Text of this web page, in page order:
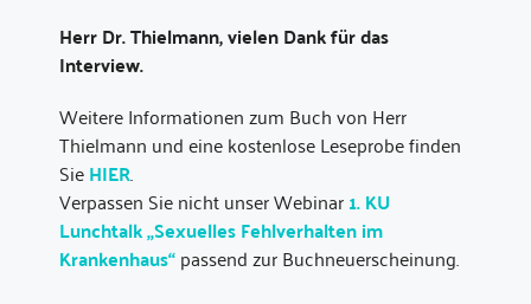
Herr Dr. Thielmann, vielen Dank für das
Interview.
Weitere Informationen zum Buch von Herr
Thielmann und eine kostenlose Leseprobe finden
SieHIER.
Verpassen Sie nicht unser Webinar1. KU
Lunchtalk „Sexuelles Fehlverhalten im
Krankenhaus“passend zur Buchneuerscheinung.